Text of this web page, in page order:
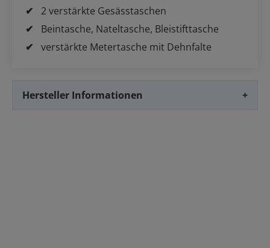
2 verstärkte Gesässtaschen
Beintasche, Nateltasche, Bleistifttasche
verstärkte Metertasche mit Dehnfalte
Hersteller Informationen +